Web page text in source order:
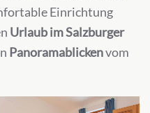
Einrichtung
Urlaub im Salzburger
Panoramablickenvom